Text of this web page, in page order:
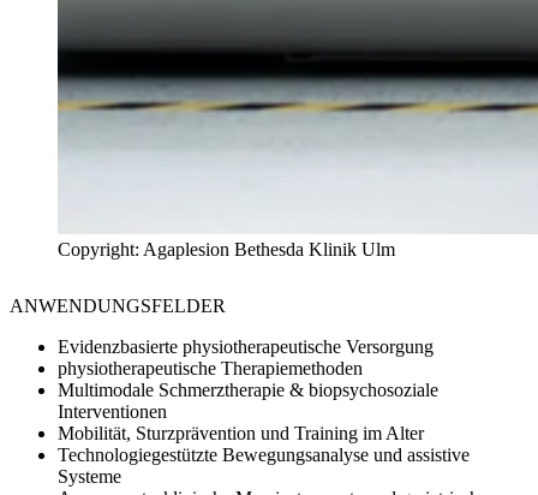
Copyright: Agaplesion Bethesda Klinik Ulm
ANWENDUNGSFELDER
Evidenzbasierte physiotherapeutische Versorgung​
physiotherapeutische Therapiemethoden
Multimodale Schmerztherapie & biopsychosoziale
Interventionen
Mobilität, Sturzprävention und Training im Alter
Technologiegestützte Bewegungsanalyse und assistive
Systeme